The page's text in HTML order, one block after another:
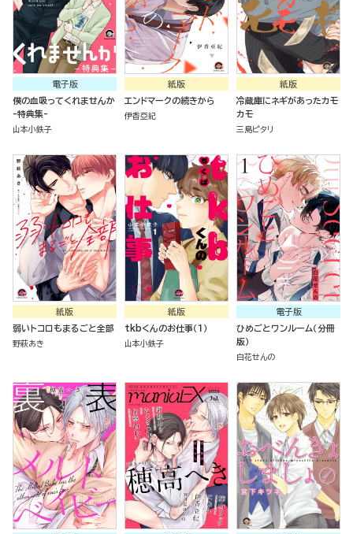
電子版
僕の血吸ってくれませんか
-特典集-
山本小鉄子
紙版
エンドマークの続きから
伊香亞紀
紙版
冷蔵庫にネギがあったカモ
カモ
三島ピタリ
紙版
弱いトコロもまるごと全部
野萩あき
紙版
tkbくんのお仕事（１）
山本小鉄子
電子版
ひめごとワンルーム（分冊
版）
白花せんの